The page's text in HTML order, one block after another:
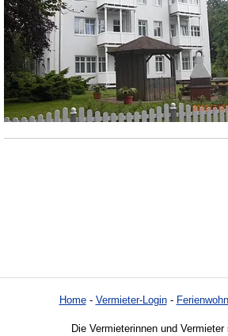
Home- Vermieter-Login-
Die Vermieterinnen und